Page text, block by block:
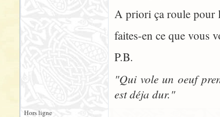
A priori ça roule pour
faites-en ce que vous
P.B.
"Qui vole un oeuf
est déja dur."
Hors ligne